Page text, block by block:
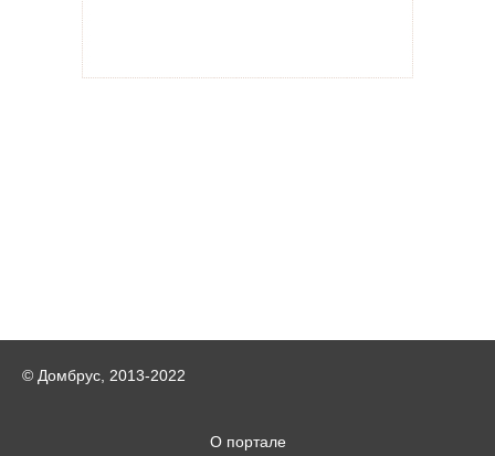
© Домбрус, 2013-2022
О портале